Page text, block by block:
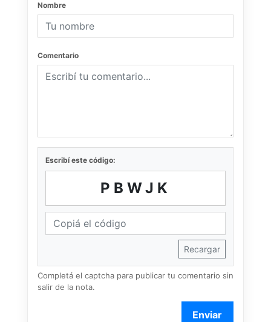
Nombre
Comentario
Escribí este código:
PBWJK
Recargar
Completá el captcha para publicar tu comentario sin
salir de la nota.
Enviar